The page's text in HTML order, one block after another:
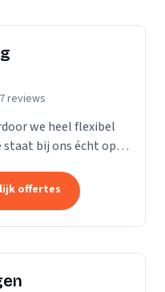
reviews
we heel flexibel
staat bij ons écht op
offertes